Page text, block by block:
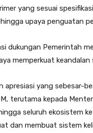
yang sesuai
upaya penguatan
dukungan Pemerintah
memperkuat
apresiasi yang sebesar-
terutama kepada
seluruh ekosistem
dan membuat sistem